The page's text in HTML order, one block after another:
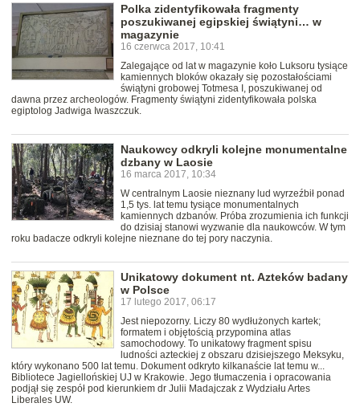
Polka zidentyfikowała fragmenty
poszukiwanej egipskiej świątyni… w
magazynie
16 czerwca 2017, 10:41
Zalegające od lat w magazynie koło Luksoru tysiące
kamiennych bloków okazały się pozostałościami
świątyni grobowej Totmesa I, poszukiwanej od
dawna przez archeologów. Fragmenty świątyni zidentyfikowała polska
egiptolog Jadwiga Iwaszczuk.
Naukowcy odkryli kolejne monumentalne
dzbany w Laosie
16 marca 2017, 10:34
W centralnym Laosie nieznany lud wyrzeźbił ponad
1,5 tys. lat temu tysiące monumentalnych
kamiennych dzbanów. Próba zrozumienia ich funkcji
do dzisiaj stanowi wyzwanie dla naukowców. W tym
roku badacze odkryli kolejne nieznane do tej pory naczynia.
Unikatowy dokument nt. Azteków badany
w Polsce
17 lutego 2017, 06:17
Jest niepozorny. Liczy 80 wydłużonych kartek;
formatem i objętością przypomina atlas
samochodowy. To unikatowy fragment spisu
ludności azteckiej z obszaru dzisiejszego Meksyku,
który wykonano 500 lat temu. Dokument odkryto kilkanaście lat temu w...
Bibliotece Jagiellońskiej UJ w Krakowie. Jego tłumaczenia i opracowania
podjął się zespół pod kierunkiem dr Julii Madajczak z Wydziału Artes
Liberales UW.